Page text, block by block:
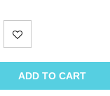
ADD TO CART